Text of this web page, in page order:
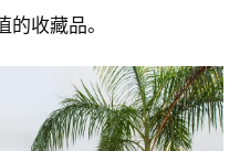
收藏品。